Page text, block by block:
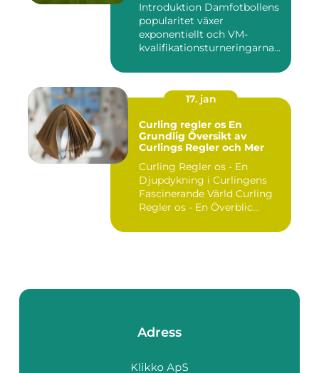
Introduktion Damfotbollens
popularitet växer
exponentiellt och VM-
kvalifikationsturneringarna
17. jan
Curling regler os En
Grundlig Översikt av
Curlings Regler och Mer
Curling Regler os - En
Djupdykning i Curlingens
Fascinerande Värld Curling
Regler os - En Överblic...
Adress